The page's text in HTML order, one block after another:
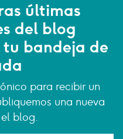
últimas
del blog
bandeja de
para recibir un
una nueva
blog.